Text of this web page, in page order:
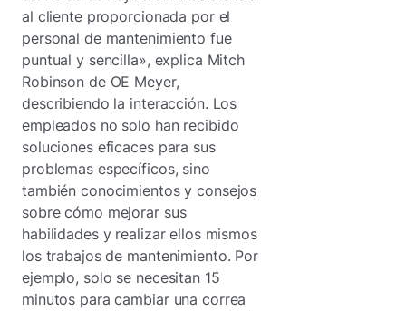
al cliente proporcionada por el
personal de mantenimiento fue
puntual y sencilla», explica Mitch
Robinson de OE Meyer,
describiendo la interacción. Los
empleados no solo han recibido
soluciones eficaces para sus
problemas específicos, sino
también conocimientos y consejos
sobre cómo mejorar sus
habilidades y realizar ellos mismos
los trabajos de mantenimiento. Por
ejemplo, solo se necesitan 15
minutos para cambiar una correa